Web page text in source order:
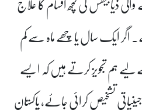
ایک سال یا چھے ماہ سے کم
ہم تجویز کرتے ہیں کہ ایسے
تشخیص کرائی جائے، پاکستان